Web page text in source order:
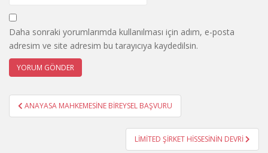
Daha sonraki yorumlarımda kullanılması için adım, e-posta
adresim ve site adresim bu tarayıcıya kaydedilsin.
Yazı
gezinmesi
ANAYASA MAHKEMESİNE BİREYSEL BAŞVURU
LİMİTED ŞİRKET HİSSESİNİN DEVRİ